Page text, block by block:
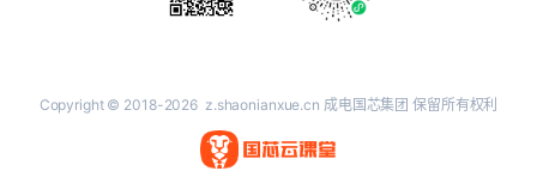
Copyright © 2018-2026 z.shaonianxue.cn 成电国芯集团 保留所有权利